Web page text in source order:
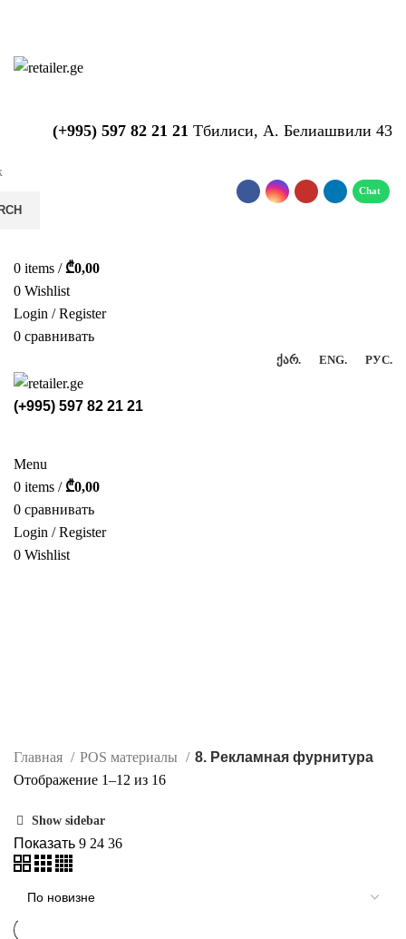
(+995) 597 82 21 21 Тбилиси, А. Белиашвили 43
0 items / ₾0,00
0 Wishlist
Login / Register
0 сравнивать
ᲥᲐᲠ. ENG. РУС.
(+995) 597 82 21 21
Menu
0 items / ₾0,00
0 сравнивать
Login / Register
0 Wishlist
Главная POS материалы
8. Рекламная фурнитура
Отображение 1–12 из 16Сортировка:
Show sidebar
Показать 9 24 36